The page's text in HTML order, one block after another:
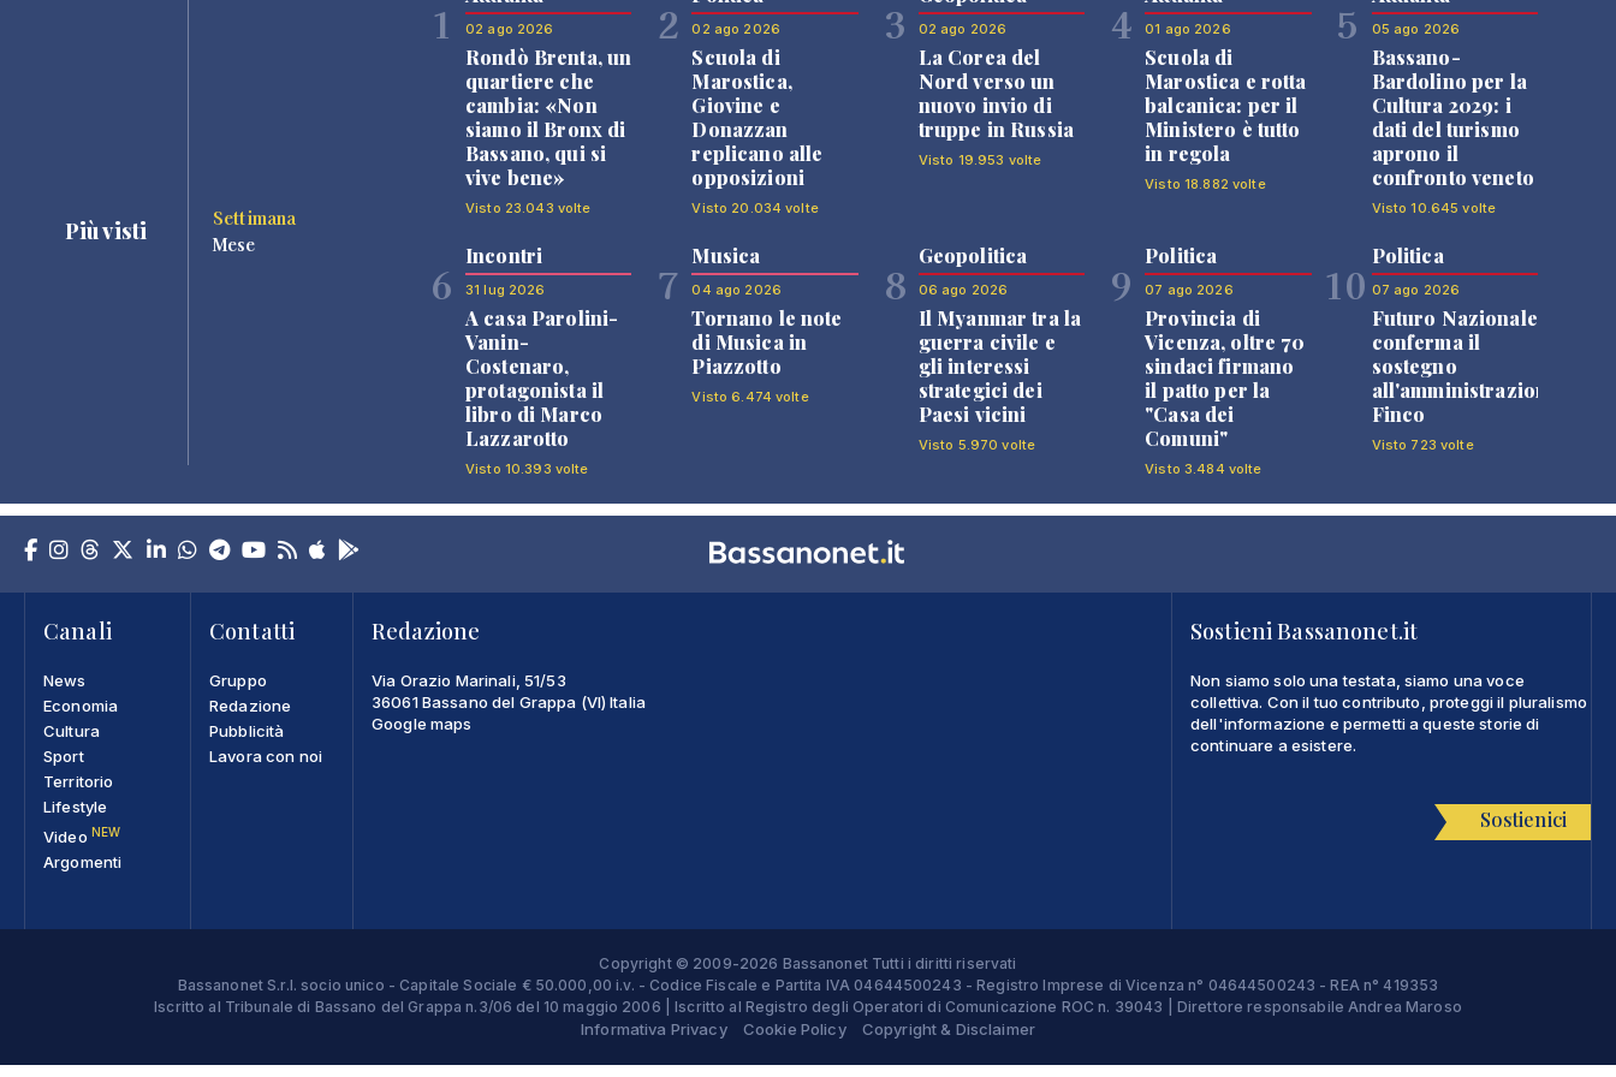
Più visti
Settimana
Mese
1 02 ago 2026
Rondò Brenta, un
quartiere che
cambia: «Non
siamo il Bronx di
Bassano, qui si
vive bene»
Visto 23.043 volte
2 02 ago 2026
Scuola di
Marostica,
Giovine e
Donazzan
replicano alle
opposizioni
Visto 20.034 volte
3 02 ago 2026
La Corea del
Nord verso un
nuovo invio di
truppe in Russia
Visto 19.953 volte
4 01 ago 2026
Scuola di
Marostica e rotta
balcanica: per il
Ministero è tutto
in regola
Visto 18.882 volte
5 05 ago 2026
Bassano-
Bardolino per la
Cultura 2029: i
dati del turismo
aprono il
confronto veneto
Visto 10.645 volte
6
Incontri
31 lug 2026
A casa Parolini-
Vanin-
Costenaro,
protagonista il
libro di Marco
Lazzarotto
Visto 10.393 volte
7
Musica
04 ago 2026
Tornano le note
di Musica in
Piazzotto
Visto 6.474 volte
8
Geopolitica
06 ago 2026
Il Myanmar tra la
guerra civile e
gli interessi
strategici dei
Paesi vicini
Visto 5.970 volte
9
Politica
07 ago 2026
Provincia di
Vicenza, oltre 70
sindaci firmano
il patto per la
"Casa dei
Comuni"
Visto 3.484 volte
10
Politica
07 ago 2026
Futuro Nazionale
conferma il
sostegno
all'amministrazione
Finco
Visto 723 volte
Canali
News
Economia
Cultura
Sport
Territorio
Lifestyle
Video NEW
Argomenti
Contatti
Gruppo
Redazione
Pubblicità
Lavora con noi
Redazione
Via Orazio Marinali, 51/53
36061 Bassano del Grappa (VI) Italia
Google maps
Sostieni Bassanonet.it
Non siamo solo una testata, siamo una voce
collettiva. Con il tuo contributo, proteggi il pluralismo
dell'informazione e permetti a queste storie di
continuare a esistere.
Sostienici
Copyright © 2009-2026 Bassanonet Tutti i diritti riservati
Bassanonet S.r.l. socio unico - Capitale Sociale € 50.000,00 i.v. - Codice Fiscale e Partita IVA 04644500243 - Registro Imprese di Vicenza n° 04644500243 - REA n° 419353
Iscritto al Tribunale di Bassano del Grappa n.3/06 del 10 maggio 2006 | Iscritto al Registro degli Operatori di Comunicazione ROC n. 39043 | Direttore responsabile Andrea Maroso
Informativa Privacy Cookie Policy Copyright & Disclaimer